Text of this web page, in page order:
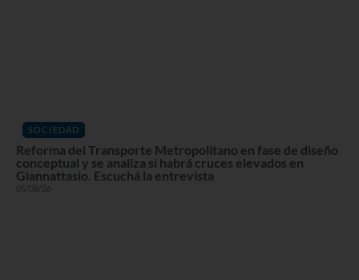
SOCIEDAD
Reforma del Transporte Metropolitano en fase de diseño
conceptual y se analiza si habrá cruces elevados en
Giannattasio. Escuchá la entrevista
05/08/26